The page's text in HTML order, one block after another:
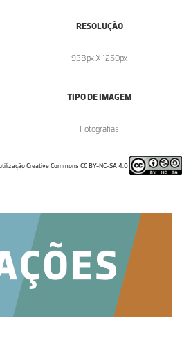
RESOLUÇÃO
938px X 1250px
TIPO DE IMAGEM
Fotografias
Creative Commons CC BY-NC-SA 4.0